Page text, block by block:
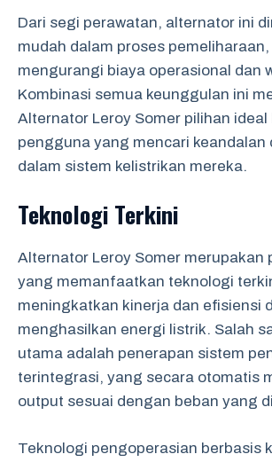
Dari segi perawatan, alternator ini
mudah dalam proses
mengurangi biaya operasional dan
Kombinasi semua keunggulan ini
Alternator Leroy Somer pilihan ideal
pengguna yang mencari keandalan
dalam sistem kelistrikan mereka.
Teknologi Terkini
Alternator Leroy Somer merupakan
yang memanfaatkan teknologi
meningkatkan kinerja dan efisiensi
menghasilkan energi listrik. Salah
utama adalah penerapan sistem
terintegrasi, yang secara otomatis
output sesuai dengan beban yang
Teknologi pengoperasian berbasis